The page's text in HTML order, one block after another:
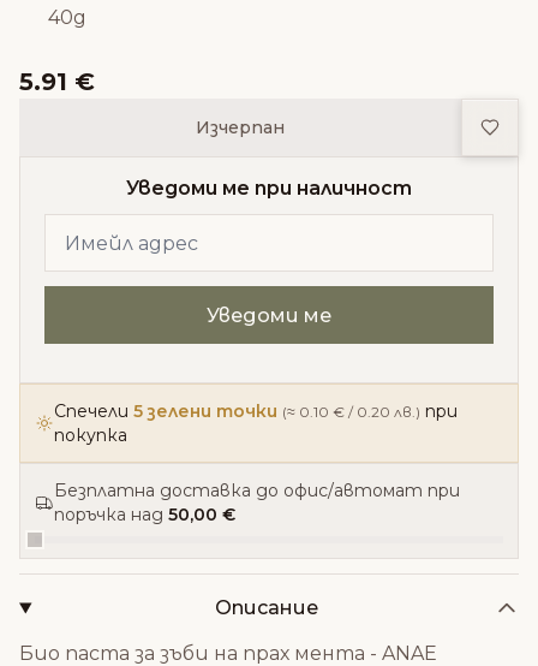
40g
5.91 €
Изчерпан
Уведоми ме при наличност
Спечели 5 зелени точки (≈ 0.10 € / 0.20 лв.) при
покупка
Безплатна доставка до офис/автомат при
поръчка над 50,00 €
Описание
Био паста за зъби на прах мента - ANAE